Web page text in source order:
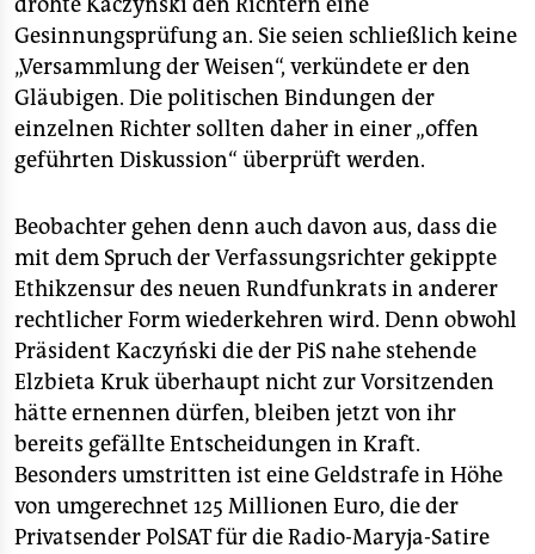
Gesinnungsprüfung an. Sie seien schließlich keine
„Versammlung der Weisen“, verkündete er den
Gläubigen. Die politischen Bindungen der
einzelnen Richter sollten daher in einer „offen
geführten Diskussion“ überprüft werden.
Beobachter gehen denn auch davon aus, dass die
mit dem Spruch der Verfassungsrichter gekippte
Ethikzensur des neuen Rundfunkrats in anderer
rechtlicher Form wiederkehren wird. Denn obwohl
Präsident Kaczyński die der PiS nahe stehende
Elzbieta Kruk überhaupt nicht zur Vorsitzenden
hätte ernennen dürfen, bleiben jetzt von ihr
bereits gefällte Entscheidungen in Kraft.
Besonders umstritten ist eine Geldstrafe in Höhe
von umgerechnet 125 Millionen Euro, die der
Privatsender PolSAT für die Radio-Maryja-Satire